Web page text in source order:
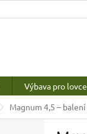
Výbava pro lovce
Magnum 4,5 –